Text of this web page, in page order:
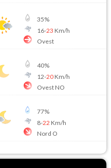
35%
16-23 Km/h
Ovest
40%
12-20Km/h
Ovest NO
77%
8-22 Km/h
Nord O